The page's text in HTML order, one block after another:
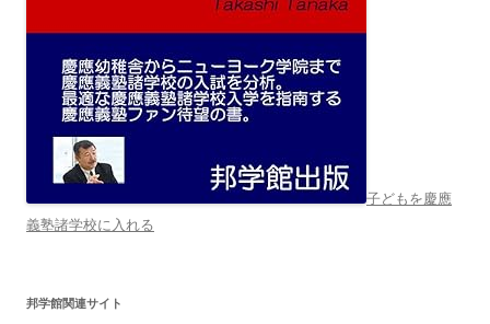
子どもを慶應
義塾諸学校に入れる
邦学館関連サイト